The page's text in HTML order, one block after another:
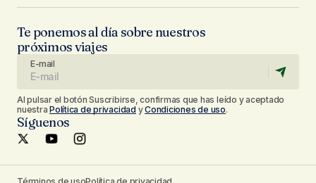
Te ponemos al día sobre nuestros
próximos viajes
E-mail
Al pulsar el botón Suscribirse, confirmas que has leído y aceptado
nuestraPolítica de privacidad yCondiciones de uso.
Síguenos